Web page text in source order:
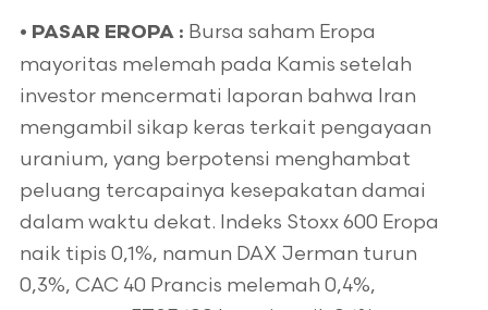
• PASAR EROPA : Bursa saham Eropa
mayoritas melemah pada Kamis setelah
investor mencermati laporan bahwa Iran
mengambil sikap keras terkait pengayaan
uranium, yang berpotensi menghambat
peluang tercapainya kesepakatan damai
dalam waktu dekat. Indeks Stoxx 600 Eropa
naik tipis 0,1%, namun DAX Jerman turun
0,3%, CAC 40 Prancis melemah 0,4%,